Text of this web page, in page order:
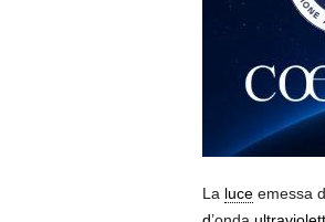
La luceemessa